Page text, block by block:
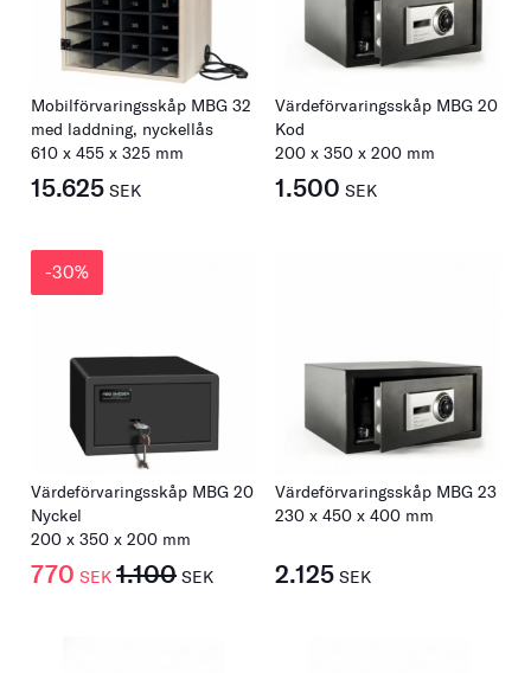
Mobilförvaringsskåp MBG 32
med laddning, nyckellås
610 x 455 x 325 mm
15.625 SEK
Värdeförvaringsskåp MBG 20
Kod
200 x 350 x 200 mm
1.500 SEK
-30%
Värdeförvaringsskåp MBG 20
Nyckel
200 x 350 x 200 mm
770 SEK 1.100 SEK
Värdeförvaringsskåp MBG 23
230 x 450 x 400 mm
2.125 SEK